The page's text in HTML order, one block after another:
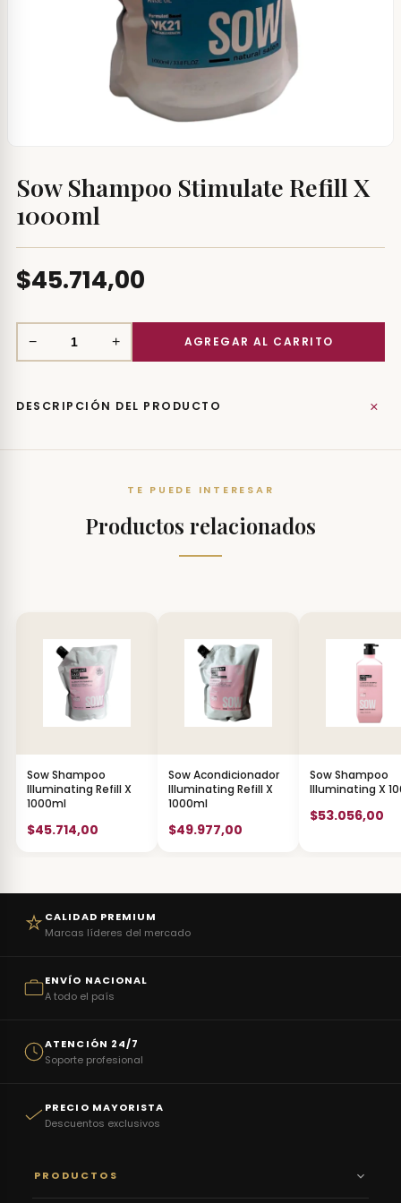
Sow Shampoo Stimulate Refill X
1000ml
$45.714,00
− +
DESCRIPCIÓN DEL PRODUCTO +
TE PUEDE INTERESAR
Productos relacionados
Sow Shampoo
Illuminating Refill X
1000ml
$45.714,00
Sow Acondicionador
Illuminating Refill X
1000ml
$49.977,00
Sow Shampoo
Illuminating X
$53.056,00
CALIDAD PREMIUM
Marcas líderes del mercado
ENVÍO NACIONAL
A todo el país
ATENCIÓN 24/7
Soporte profesional
PRECIO MAYORISTA
Descuentos exclusivos
PRODUCTOS